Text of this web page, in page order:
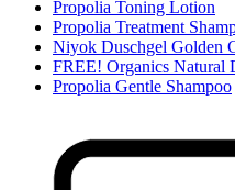
Propolia Toning Lotion
Propolia Treatment
Niyok Duschgel Golden
FREE! Organics Natural
Propolia Gentle Shampoo